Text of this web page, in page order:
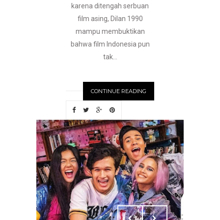
karena ditengah serbuan
film asing, Dilan 1990
mampu membuktikan
bahwa film Indonesia pun
tak...
CONTINUE READING